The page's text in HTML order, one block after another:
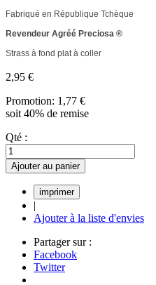
Fabriqué en République Tchèque
Revendeur Agréé Preciosa ®
Strass à fond plat à coller
2,95 €
Promotion: 1,77 €
soit 40% de remise
Qté :
Ajouter au panier
|
Ajouter à la liste d'envies
Partager sur :
Facebook
Twitter